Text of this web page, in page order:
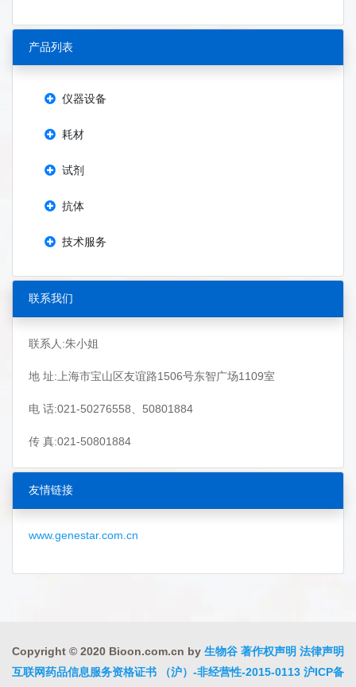
产品列表
仪器设备
耗材
试剂
抗体
技术服务
联系我们
联系人:朱小姐
地 址:上海市宝山区友谊路1506号东智广场1109室
电 话:021-50276558、50801884
传 真:021-50801884
友情链接
www.genestar.com.cn
Copyright © 2020 Bioon.com.cn by 生物谷 著作权声明 法律声明
互联网药品信息服务资格证书 （沪）-非经营性-2015-0113 沪ICP备